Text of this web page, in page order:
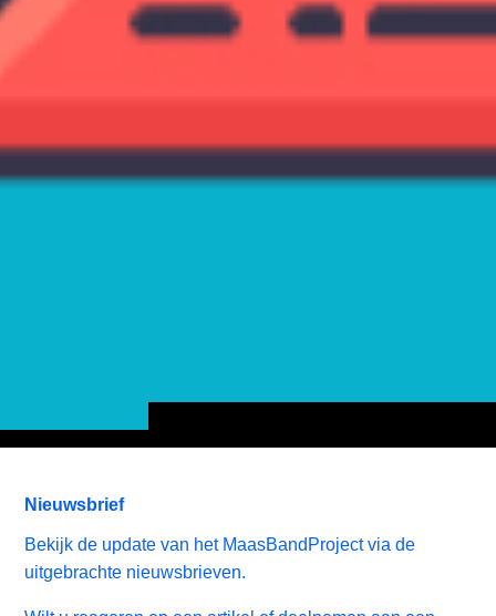
Nieuwsbrief
Bekijk de update van het MaasBandProject via de
uitgebrachte nieuwsbrieven.